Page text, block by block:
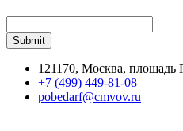
121170, Москва, площадь
+7 (499) 449-81-08
pobedarf@cmvov.ru